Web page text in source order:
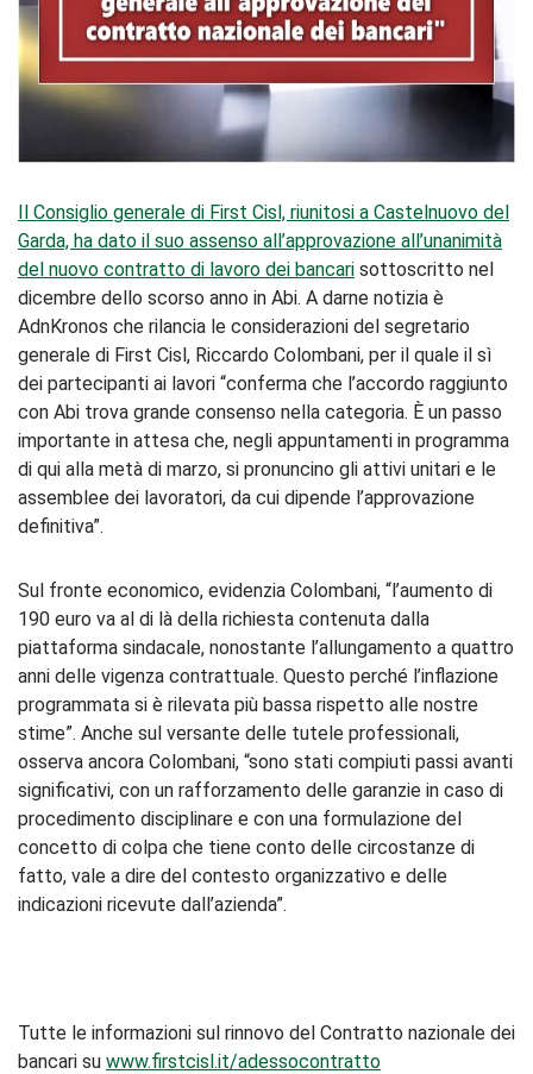
Il Consiglio generale di First Cisl, riunitosi a Castelnuovo del
Garda, ha dato il suo assenso all’approvazione all’unanimità
del nuovo contratto di lavoro dei bancari sottoscritto nel
dicembre dello scorso anno in Abi. A darne notizia è
AdnKronos che rilancia le considerazioni del segretario
generale di First Cisl, Riccardo Colombani, per il quale il sì
dei partecipanti ai lavori “conferma che l’accordo raggiunto
con Abi trova grande consenso nella categoria. È un passo
importante in attesa che, negli appuntamenti in programma
di qui alla metà di marzo, si pronuncino gli attivi unitari e le
assemblee dei lavoratori, da cui dipende l’approvazione
definitiva”.
Sul fronte economico, evidenzia Colombani, “l’aumento di
190 euro va al di là della richiesta contenuta dalla
piattaforma sindacale, nonostante l’allungamento a quattro
anni delle vigenza contrattuale. Questo perché l’inflazione
programmata si è rilevata più bassa rispetto alle nostre
stime”. Anche sul versante delle tutele professionali,
osserva ancora Colombani, “sono stati compiuti passi avanti
significativi, con un rafforzamento delle garanzie in caso di
procedimento disciplinare e con una formulazione del
concetto di colpa che tiene conto delle circostanze di
fatto, vale a dire del contesto organizzativo e delle
indicazioni ricevute dall’azienda”.
Tutte le informazioni sul rinnovo del Contratto nazionale dei
bancari su www.firstcisl.it/adessocontratto